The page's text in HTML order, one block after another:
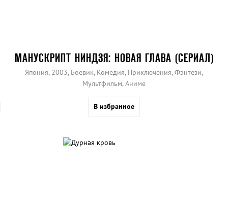
МАНУСКРИПТ НИНДЗЯ: НОВАЯ ГЛАВА (СЕРИАЛ)
Япония, 2003, Боевик, Комедия, Приключения, Фэнтези,
Мультфильм, Аниме
В избранное